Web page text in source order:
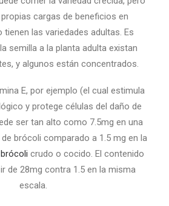
cargas de beneficios en
tienen las variedades adultas. Es
semilla a la planta adulta existan
y algunos están concentrados.
E, por ejemplo (el cual estimula
y protege células del daño de
ser tan alto como 7.5mg en una
brócoli comparado a 1.5 mg en la
brócoli crudo o cocido. El contenido
de 28mg contra 1.5 en la misma
escala.